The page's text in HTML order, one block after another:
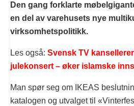
Den gang forklarte
en del av varehusets nye
virksomhetspolitikk.
Les også: Svensk TV
julekonsert – øker islamske
Man spør seg om IKEAS
katalogen og utvalget til